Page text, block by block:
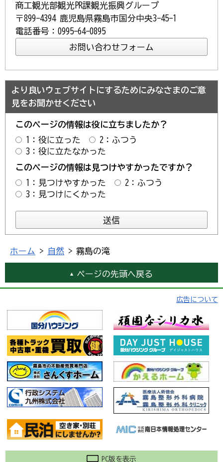
商工観光部観光PR課観光振興グループ
〒899-4394 鹿児島県霧島市国分中央3-45-1
電話番号：0995-64-0895
より良いウェブサイトにするためにみなさまのご意
見をお聞かせください
このページの情報は役に立ちましたか？
1：役に立った
2：ふつう
3：役に立たなかった
このページの情報は見つけやすかったですか？
1：見つけやすかった
2：ふつう
3：見つけにくかった
ホーム > 自然 > 霧島の滝
ページの先頭へ戻る
広告について
PC版を表示